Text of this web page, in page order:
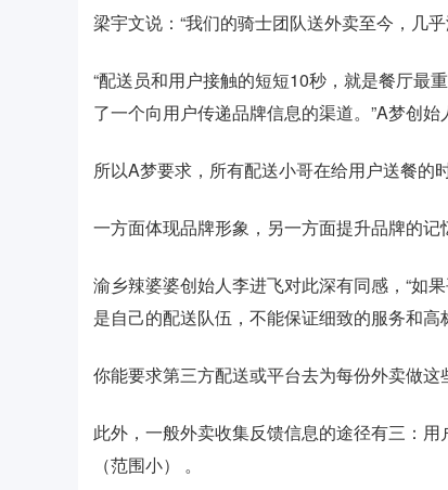
梁宇文说：“我们的骑士团队送外卖至今，几
“配送员和用户接触的短短10秒，就是餐厅最
了一个向用户传递品牌信息的渠道。”A梦创始
所以A梦要求，所有配送小哥在给用户送餐的
一方面体现品牌形象，另一方面提升品牌的记
渝乡辣婆婆创始人李进飞对此深有同感，“如
是自己的配送队伍，不能保证细致的服务和高
你能要求第三方配送或平台去为每份外卖做这
此外，一般外卖收集反馈信息的途径有三：
（范围小） 。